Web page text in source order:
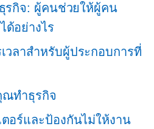
รกิจ: ผู้คนช่วยให้ผู้คน
ด้อย่างไร
วลาสำหรับผู้ประกอบการที่
ณทำธุรกิจ
อร์และป้องกันไม่ให้งาน